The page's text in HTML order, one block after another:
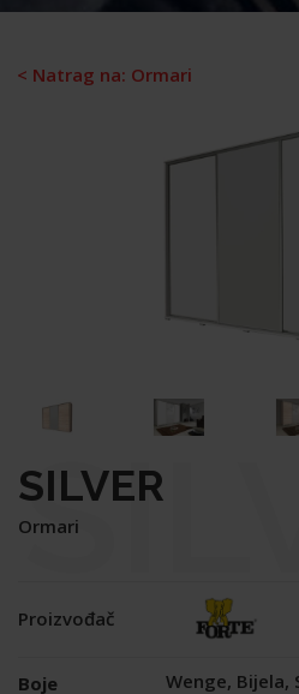
< Natrag na: Ormari
SILVER
Ormari
Proizvođač
Boje
Wenge, Bijela,